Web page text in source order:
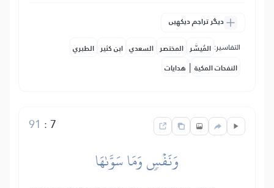
دیگر تراجم دیکھیں
التفاسير: المُيسَّر المختصر السعدي ابن كثير الطبري
النفحات المكية | هدايات
7
:
91
وَنَفۡسٖ وَمَا سَوَّىٰهَا